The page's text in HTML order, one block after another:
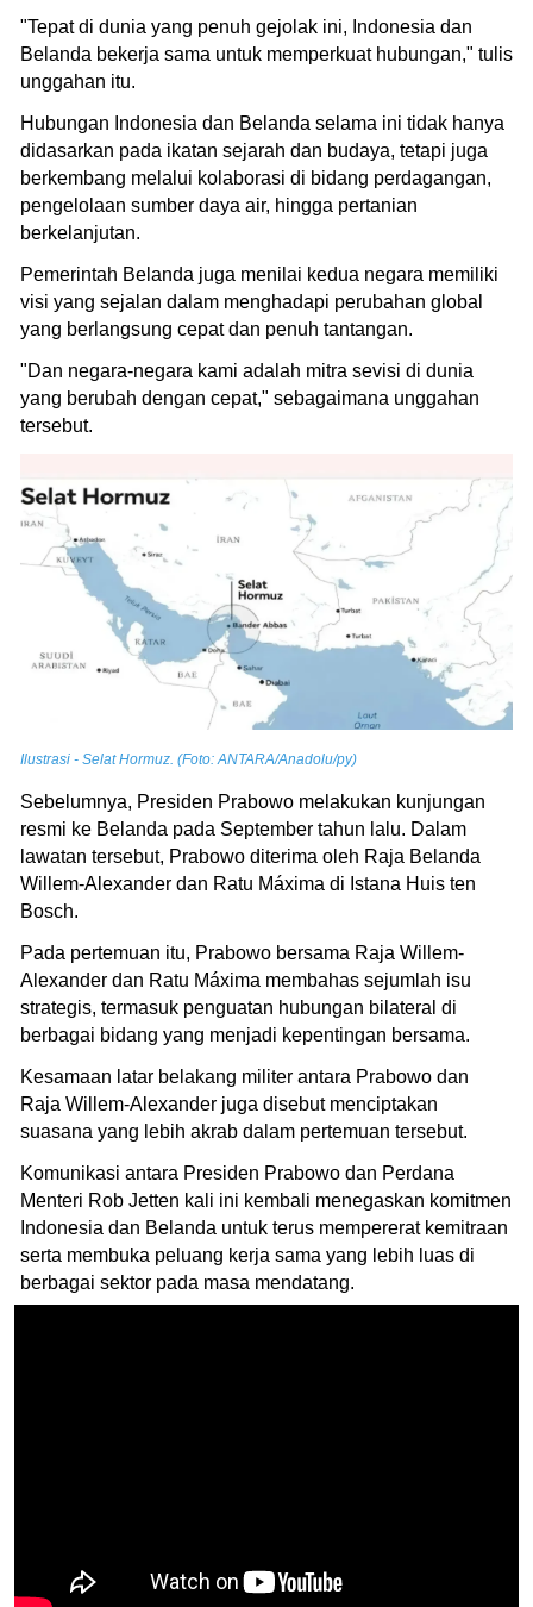
"Tepat di dunia yang penuh gejolak ini, Indonesia dan
Belanda bekerja sama untuk memperkuat hubungan," tulis
unggahan itu.
Hubungan Indonesia dan Belanda selama ini tidak hanya
didasarkan pada ikatan sejarah dan budaya, tetapi juga
berkembang melalui kolaborasi di bidang perdagangan,
pengelolaan sumber daya air, hingga pertanian
berkelanjutan.
Pemerintah Belanda juga menilai kedua negara memiliki
visi yang sejalan dalam menghadapi perubahan global
yang berlangsung cepat dan penuh tantangan.
"Dan negara-negara kami adalah mitra sevisi di dunia
yang berubah dengan cepat," sebagaimana unggahan
tersebut.
Ilustrasi - Selat Hormuz. (Foto: ANTARA/Anadolu/py)
Sebelumnya, Presiden Prabowo melakukan kunjungan
resmi ke Belanda pada September tahun lalu. Dalam
lawatan tersebut, Prabowo diterima oleh Raja Belanda
Willem-Alexander dan Ratu Máxima di Istana Huis ten
Bosch.
Pada pertemuan itu, Prabowo bersama Raja Willem-
Alexander dan Ratu Máxima membahas sejumlah isu
strategis, termasuk penguatan hubungan bilateral di
berbagai bidang yang menjadi kepentingan bersama.
Kesamaan latar belakang militer antara Prabowo dan
Raja Willem-Alexander juga disebut menciptakan
suasana yang lebih akrab dalam pertemuan tersebut.
Komunikasi antara Presiden Prabowo dan Perdana
Menteri Rob Jetten kali ini kembali menegaskan komitmen
Indonesia dan Belanda untuk terus mempererat kemitraan
serta membuka peluang kerja sama yang lebih luas di
berbagai sektor pada masa mendatang.